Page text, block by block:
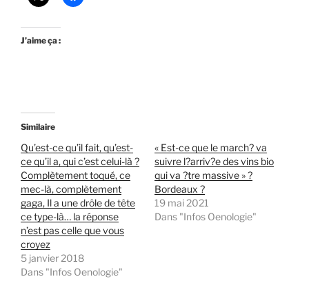
J’aime ça :
Similaire
Qu’est-ce qu’il fait, qu’est-
ce qu’il a, qui c’est celui-là ?
Complètement toqué, ce
mec-là, complètement
gaga, Il a une drôle de tête
ce type-là… la réponse
n’est pas celle que vous
croyez
5 janvier 2018
Dans "Infos Oenologie"
« Est-ce que le march? va
suivre l?arriv?e des vins bio
qui va ?tre massive » ?
Bordeaux ?
19 mai 2021
Dans "Infos Oenologie"